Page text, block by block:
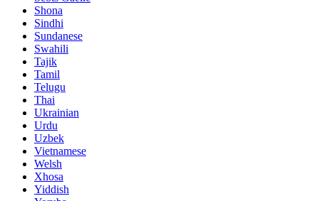
Shona
Sindhi
Sundanese
Swahili
Tajik
Tamil
Telugu
Thai
Ukrainian
Urdu
Uzbek
Vietnamese
Welsh
Xhosa
Yiddish